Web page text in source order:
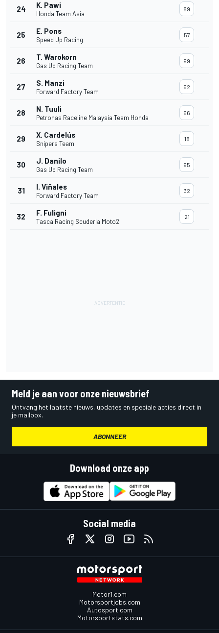
24 K. Pawi
Honda Team Asia
89
25 E. Pons
Speed Up Racing
57
26 T. Warokorn
Gas Up Racing Team
99
27 S. Manzi
Forward Factory Team
62
28 N. Tuuli
Petronas Raceline Malaysia Team Honda
66
29 X. Cardelús
Snipers Team
18
30 J. Danilo
Gas Up Racing Team
95
31 I. Viñales
Forward Factory Team
32
32 F. Fuligni
Tasca Racing Scuderia Moto2
21
Meld je aan voor onze nieuwsbrief
Ontvang het laatste nieuws, updates en speciale acties direct in
je mailbox.
ABONNEER
Download onze app
Social media
Motor1.com
Motorsportjobs.com
Autosport.com
Motorsportstats.com